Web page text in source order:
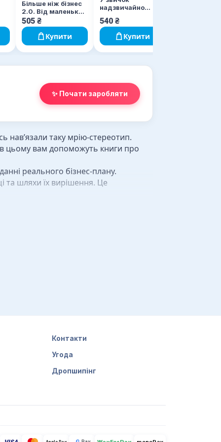
Більше ніж бізнес
2.0. Від маленької
компанії до лідера
ринку
505 ₴
Купити
надзвичайно
людей. Ювілейне
видання
540 ₴
Купити
✨ Почати заробляти
нав’язали таку мрію-стереотип.
цьому вам допоможуть книги про
реального бізнес-плану.
та шляхи їх вирішення. Це
з нього — пропав, прогорів,
Контакти
Угода
Дропшипінг